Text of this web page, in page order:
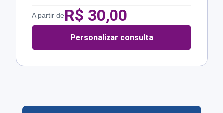
A partir deR$ 30,00
Personalizar consulta